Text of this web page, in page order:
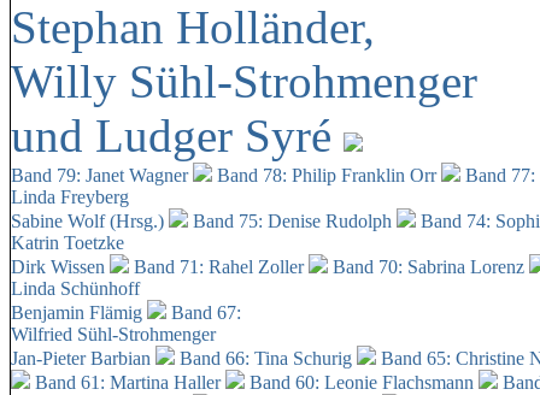
Stephan Holländer,
Willy Sühl-Strohmenger
und Ludger Syré
Band 79: Janet Wagner Band 78: Philip Franklin Orr
Band
Linda Freyberg
Sabine Wolf (Hrsg.)
Band 75: Denise Rudolph
Band 74:
Katrin Toetzke
Dirk Wissen
Band 71: Rahel Zoller
Band 70: Sabrina Lorenz
Linda Schünhoff
Benjamin Flämig
Band 67:
Wilfried Sühl-Strohmenger
Jan-Pieter Barbian
Band 66: Tina Schurig
Band 65: Christine
Band 61: Martina Haller
Band 60: Leonie Flachsmann